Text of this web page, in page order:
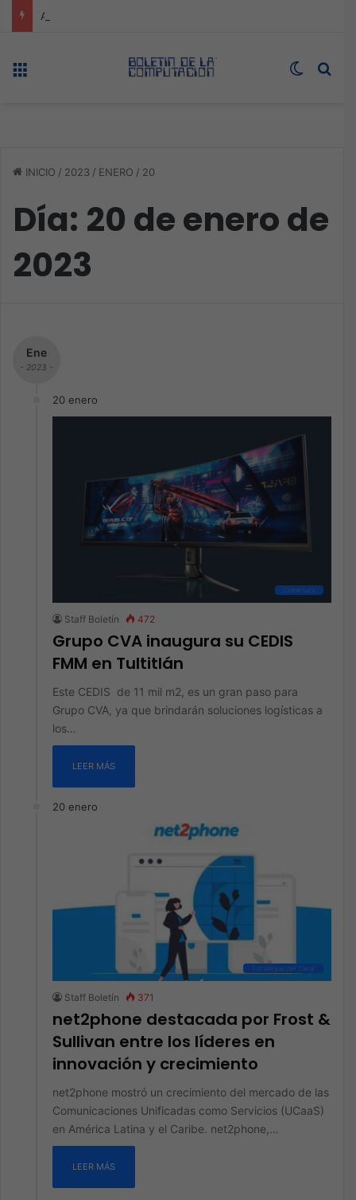
Switch
INICIO / 2023 / ENERO / 20
Día: 20 de enero de
2023
Ene
- 2023 -
20 enero
Cobertura
Staff Boletín 472
Grupo CVA inaugura su CEDIS
FMM en Tultitlán
Este CEDIS de 11 mil m2, es un gran paso para
Grupo CVA, ya que brindarán soluciones logísticas a
los…
LEER MÁS
20 enero
Estrategias del Canal
Staff Boletín 371
net2phone destacada por Frost &
Sullivan entre los líderes en
innovación y crecimiento
net2phone mostró un crecimiento del mercado de las
Comunicaciones Unificadas como Servicios (UCaaS)
en América Latina y el Caribe. net2phone,…
LEER MÁS